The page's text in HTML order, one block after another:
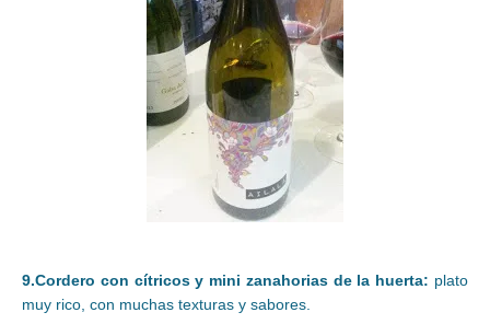
9.Cordero con cítricos y mini zanahorias de la huerta: plato
muy rico, con muchas texturas y sabores.